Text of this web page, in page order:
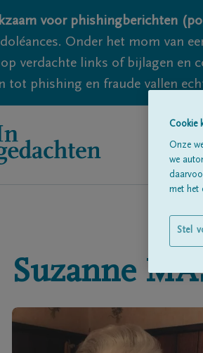
voor phishingberichten
Onder het mom van
verdachte links of bijlagen en
tot phishing en fraude vallen
Suzanne
Cookie
Onze
we
met het
Stel